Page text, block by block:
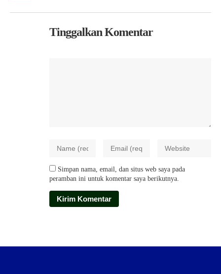
Tinggalkan Komentar
Simpan nama, email, dan situs web saya pada
peramban ini untuk komentar saya berikutnya.